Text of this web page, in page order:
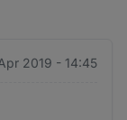
2019 - 14:45